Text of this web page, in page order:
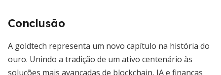
Conclusão
A goldtech representa um novo capítulo na história do
ouro. Unindo a tradição de um ativo centenário às
soluções mais avançadas de blockchain, IA e finanças